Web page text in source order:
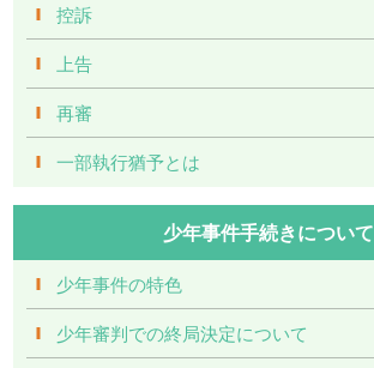
控訴
上告
再審
一部執行猶予とは
少年事件手続きについて
少年事件の特色
少年審判での終局決定について